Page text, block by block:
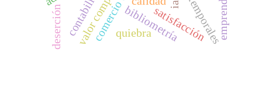
satisfacción
bibliometría
quiebra
deserción